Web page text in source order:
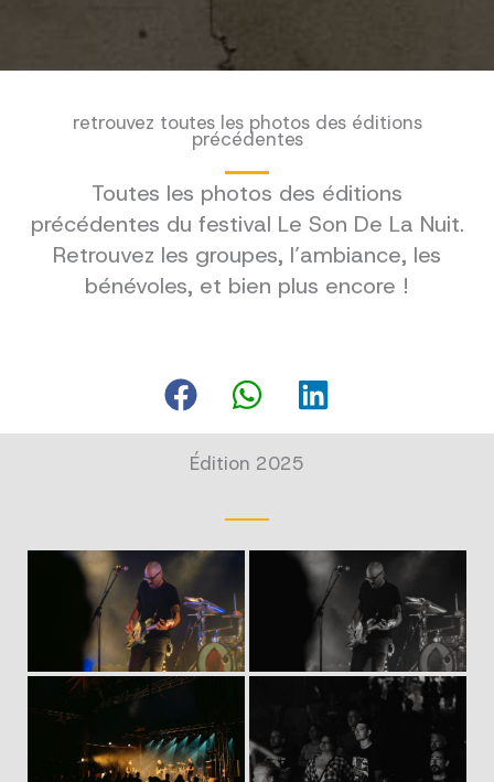
retrouvez toutes les photos des éditions
précédentes
Toutes les photos des éditions
précédentes du festival Le Son De La Nuit.
Retrouvez les groupes, l’ambiance, les
bénévoles, et bien plus encore !
Édition 2025